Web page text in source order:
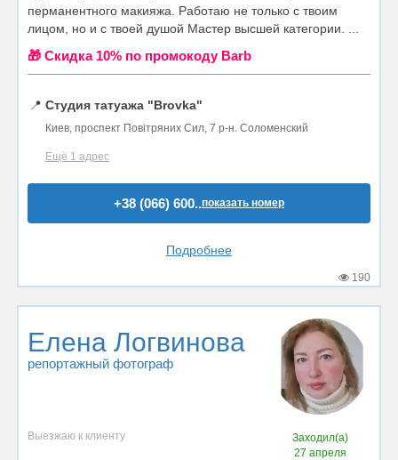
перманентного макияжа. Работаю не только с твоим
лицом, но и с твоей душой Мастер высшей категории. ...
🎁 Cкидка 10% по промокоду Barb
📍 Студия татуажа "Brovka"
Киев, проспект Повітряних Сил, 7 р-н. Соломенский
Ещё 1 адрес
+38 (066) 600..показать номер
Подробнее
190
Елена Логвинова
репортажный фотограф
Выезжаю к клиенту
Заходил(а)
27 апреля